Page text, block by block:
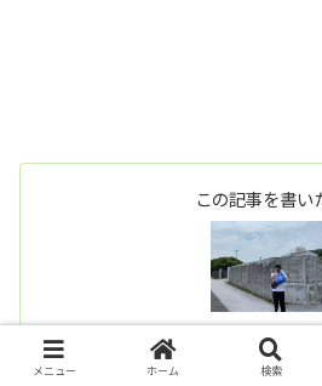
この記事を書い
ちあにーつ
東京都在住の27歳会社員（職業
メニュー ホーム 検索